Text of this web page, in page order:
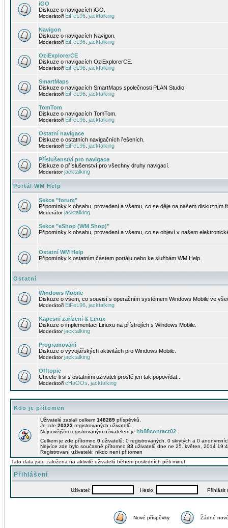
iGO
Diskuze o navigacích iGO.
Moderátoři EiFeL96 jacktalking
Navigon
Diskuze o navigacích Navigon.
Moderátoři EiFeL96 jacktalking
OziExplorerCE
Diskuze o navigacích OziExplorerCE.
Moderátoři EiFeL96 jacktalking
SmartMaps
Diskuze o navigacích SmartMaps společnosti PLAN Studio.
Moderátoři EiFeL96 jacktalking
TomTom
Diskuze o navigacích TomTom.
Moderátoři EiFeL96 jacktalking
Ostatní navigace
Diskuze o ostatních navigačních řešeních.
Moderátoři EiFeL96 jacktalking
Příslušenství pro navigace
Diskuze o příslušenství pro všechny druhy navigací.
Moderátorjacktalking
Portál WM Help
Sekce "forum"
Připomínky k obsahu, provedení a všemu, co se děje na našem diskuzním
Moderátorjacktalking
Sekce "eShop (WM Shop)"
Připomínky k obsahu, provedení a všemu, co se objeví v našem
Ostatní WM Help
Připomínky k ostatním částem portálu nebo ke službám WM Help.
Ostatní
Windows Mobile
Diskuze o všem, co souvisí s operačním systémem Windows Mobile ve
Moderátoři EiFeL96 jacktalking
Kapesní zařízení & Linux
Diskuze o implementaci Linuxu na přístrojích s Windows Mobile.
Moderátorjacktalking
Programování
Diskuze o vývojářských aktivitách pro Windows Mobile.
Moderátorjacktalking
Offtopic
Chcete-li si s ostatními uživateli prostě jen tak popovídat...
Moderátoři cHaOOs jacktalking
Kdo je přítomen
Uživatelé zaslali celkem 148289 příspěvků.
Je zde 20323 registrovaných uživatelů.
Nejnovějším registrovaným uživatelem je hb88contact02
Celkem je zde přítomno 0 uživatelů: 0 registrovaných, 0 skrytých a 0
Nejvíce zde bylo současně přítomno 83 uživatelů dne ne 25. květen, 2014
Registrovaní uživatelé: nikdo není přítomen
Tato data jsou založena na aktivitě uživatelů během posledních pěti minut
Přihlášení
Uživatel: Heslo: Přihlásit
Nové příspěvky Žádné